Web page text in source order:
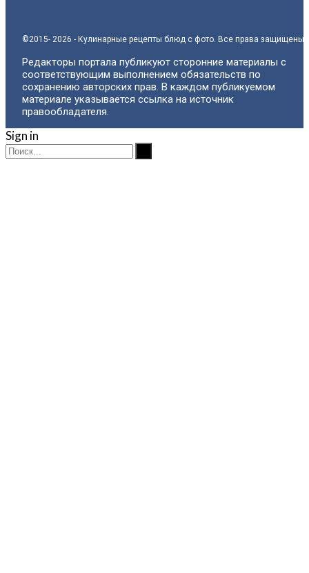
©2015- 2026 - Кулинарные рецепты блюд с фото. Все права защищены.
Редакторы портала публикуют сторонние материалы с
соответствующим выполнением обязательств по
сохранению авторских прав. В каждом публикуемом
материале указывается ссылка на источник
правообладателя.
Sign in